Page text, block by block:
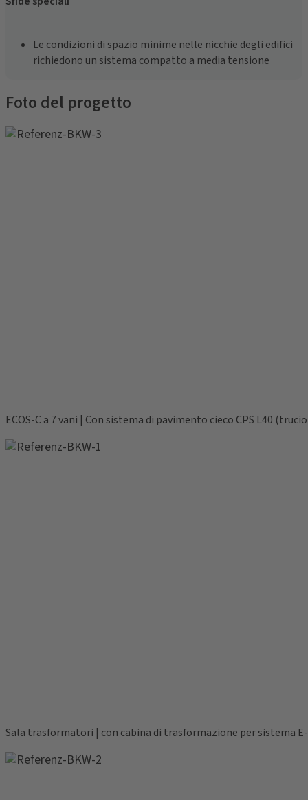
Le condizioni di spazio minime nelle nicchie degli edifici
richiedono un sistema compatto a media tensione
Foto del progetto
ECOS-C a 7 vani | Con sistema di pavimento cieco CPS L40
Sala trasformatori | con cabina di trasformazione per sistema